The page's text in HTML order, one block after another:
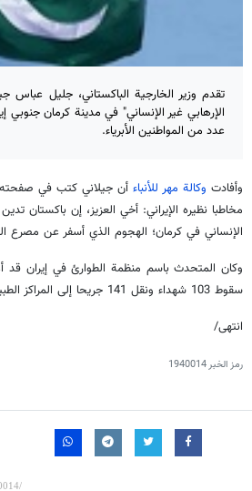
تقدم وزير الخارجية الباكستاني، جليل عباس
الإرهابي غير الإنساني" في مدينة كرمان جنوبي
عدد من المواطنين الأبرياء.
وأفادت وكالة مهر للأنباء أن جيلاني كتب في
مخاطبا نظيره الإيراني: أخي العزيز، إن باكستان
الإنساني في كرمان؛ الهجوم الذي أسفر عن مصرع
وكان المتحدث باسم منظمة الطوارئ في إيران
سقوط 103 شهداء ونقل 141 جریحا إلى المراكز الطبية حتى الآن.
انتهى/
رمز الخبر1940014